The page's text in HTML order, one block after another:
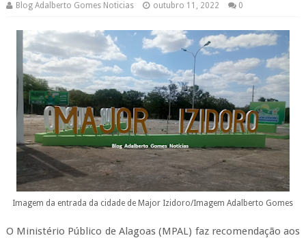
Blog Adalberto Gomes Noticias outubro 11, 2022 0
Imagem da entrada da cidade de Major Izidoro/Imagem Adalberto Gomes
O Ministério Público de Alagoas (MPAL) faz recomendação aos